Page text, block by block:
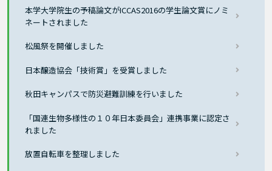
本学大学院生の予稿論文がICCAS2016の学生論文賞にノミ
ネートされました
松風祭を開催しました
日本醸造協会「技術賞」を受賞しました
秋田キャンパスで防災避難訓練を行いました
「国連生物多様性の１０年日本委員会」連携事業に認定さ
れました
放置自転車を整理しました